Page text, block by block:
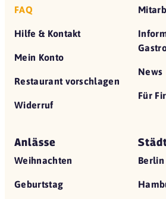
FAQ
Hilfe & Kontakt
Mein Konto
Restaurant vorschlagen
Widerruf
News
Für
Anlässe
Weihnachten
Geburtstag
Berlin